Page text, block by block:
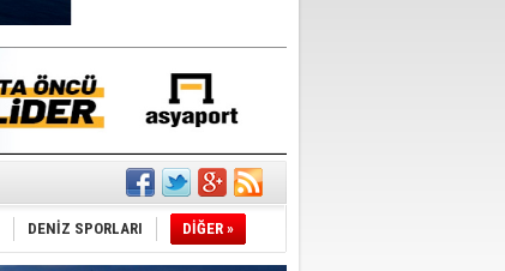
DENİZ SPORLARI DİĞER »